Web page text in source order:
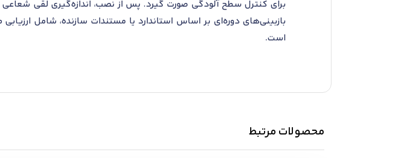
برای کنترل سطح آلودگی صورت گیرد. پس از نصب، اندازه‌گیری لقی شعاعی
بازبینی‌های دوره‌ای بر اساس استاندارد یا مستندات سازنده، شامل
است.
محصولات مرتبط